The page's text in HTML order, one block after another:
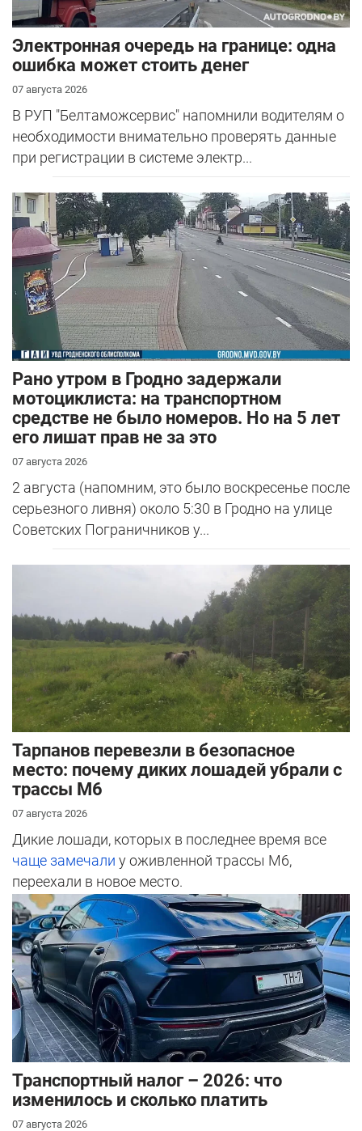
Электронная очередь на границе: одна
ошибка может стоить денег
07 августа 2026
В РУП "Белтаможсервис" напомнили водителям о
необходимости внимательно проверять данные
при регистрации в системе электр...
Рано утром в Гродно задержали
мотоциклиста: на транспортном
средстве не было номеров. Но на 5 лет
его лишат прав не за это
07 августа 2026
2 августа (напомним, это было воскресенье после
серьезного ливня) около 5:30 в Гродно на улице
Советских Пограничников у...
Тарпанов перевезли в безопасное
место: почему диких лошадей убрали с
трассы М6
07 августа 2026
Дикие лошади, которых в последнее время все
чаще замечали у оживленной трассы М6,
переехали в новое место.
Транспортный налог – 2026: что
изменилось и сколько платить
07 августа 2026